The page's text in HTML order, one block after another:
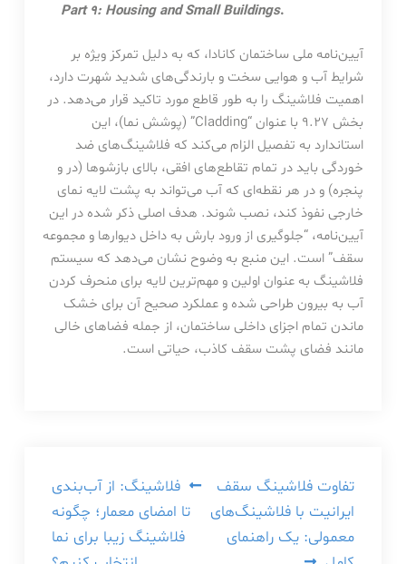
Part 9: Housing and Small Buildings.
آیین‌نامه ملی ساختمان کانادا، که به دلیل تمرکز ویژه بر
شرایط آب و هوایی سخت و بارندگی‌های شدید شهرت دارد،
اهمیت فلاشینگ را به طور قاطع مورد تاکید قرار می‌دهد. در
بخش 9.27 با عنوان “Cladding” (پوشش نما)، این
استاندارد به تفصیل الزام می‌کند که فلاشینگ‌های ضد
خوردگی باید در تمام تقاطع‌های افقی، بالای بازشوها (در و
پنجره) و در هر نقطه‌ای که آب می‌تواند به پشت لایه نمای
خارجی نفوذ کند، نصب شوند. هدف اصلی ذکر شده در این
آیین‌نامه، “جلوگیری از ورود بارش به داخل دیوارها و مجموعه
سقف” است. این منبع به وضوح نشان می‌دهد که سیستم
فلاشینگ به عنوان اولین و مهم‌ترین لایه برای منحرف کردن
آب به بیرون طراحی شده و عملکرد صحیح آن برای خشک
ماندن تمام اجزای داخلی ساختمان، از جمله فضاهای خالی
مانند فضای پشت سقف کاذب، حیاتی است.
راهبری
نوشته
فلاشینگ: از آب‌بندی
تا امضای معمار؛ چگونه
فلاشینگ زیبا برای نما
تفاوت فلاشینگ سقف
ایرانیت با فلاشینگ‌های
معمولی: یک راهنمای